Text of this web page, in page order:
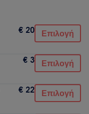
€ 20 Επιλογή
€ 3 Επιλογή
€ 22 Επιλογή